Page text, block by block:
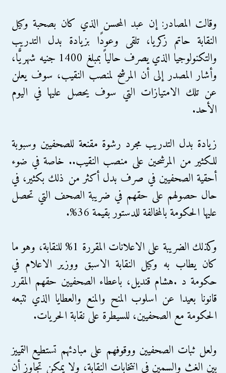
وقالت المصادر: إن عبد المحسن الذي كان بصحبة وكيل
النقابة حاتم زكريا، تلقى وعودًا بزيادة بدل التدريب
والتكنولوجيا الذي يصرف حالياً بمبلغ 1400 جنيه شهريًّا،
وأشار المصدر إلى أن المرشح لمنصب النقيب، سوف يعلن
عن تلك الامتيازات التي سوف يحصل عليها في اليوم
الأحد.
زيادة بدل التدريب مجرد رشوة مقنعة للصحفيين وسبوبة
للكثير من المرشحين على منصب النقيب.. خاصة في ضوء
أحقية الصحفيين في صرف بدل أكثر من ذلك بكثير، في
حال حصولهم على حقهم في ضريبة الصحف التي تحصل
عليها الحكومة بالمخالفة للدستور بقيمة 36%.
وكذلك الضريبة على الاعلانات المقررة 1% للنقابة، وهو ما
كان يطاب به وكيل النقابة الاسبق ووزير الاعلام في
حكومة د .هشام قنديل، باعطاء الصحفيين حقهم المقرر
قانونا بعيدا عن اسلوب المنح والمنع والعطايا الذي تتبعه
الحكومة مع الصحفيين، للسيطرة على نقابة الحريات.
ولعل ثبات الصحفيين ووقوفهم على مبادئهم تستطيع التمييز
بين الغث والسمين في انتخابات النقابة، ولا يمكن تجاوز أن